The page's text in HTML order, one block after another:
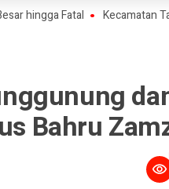
Fatal Kecamatan
Bahru